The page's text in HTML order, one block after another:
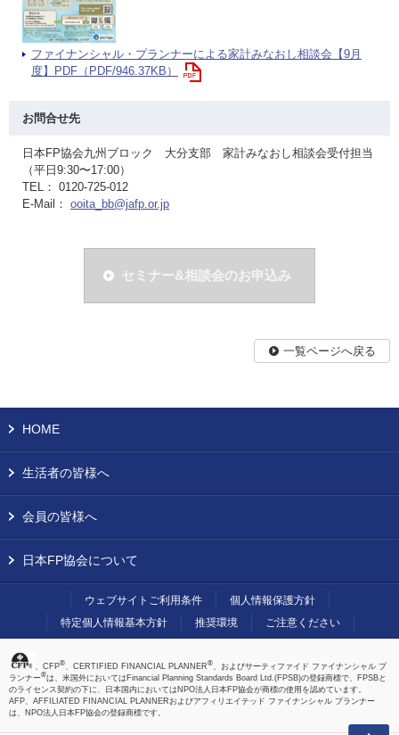
ファイナンシャル・プランナーによる家計みなおし相談会【9月
度】PDF（PDF/946.37KB）
お問合せ先
日本FP協会九州ブロック 大分支部 家計みなおし相談会受付担当
（平日9:30〜17:00）
TEL： 0120-725-012
E-Mail： ooita_bb@jafp.or.jp
セミナー&相談会のお申込み
一覧ページへ戻る
上へ
HOME
生活者の皆様へ
会員の皆様へ
日本FP協会について
ウェブサイトご利用条件
個人情報保護方針
特定個人情報基本方針
推奨環境 ご注意ください
、CFP® 、CERTIFIED FINANCIAL PLANNER® 、およびサーティファイド ファイナンシャル プ
ランナー®は、米国外においてはFinancial Planning Standards Board Ltd.(FPSB)の登録商標で、FPSBと
のライセンス契約の下に、日本国内においてはNPO法人日本FP協会が商標の使用を認めています。
AFP、AFFILIATED FINANCIAL PLANNERおよびアフィリエイテッド ファイナンシャル プランナー
は、NPO法人日本FP協会の登録商標です。